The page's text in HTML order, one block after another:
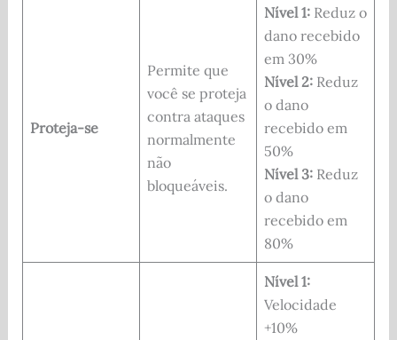
Proteja-se
Permite que
você se proteja
contra ataques
normalmente
não
bloqueáveis.
Nível 1:Reduz o
dano recebido
em 30%
Nível 2:Reduz
o dano
recebido em
50%
Nível 3:Reduz
o dano
recebido em
80%
Nível 1:
Velocidade
+10%